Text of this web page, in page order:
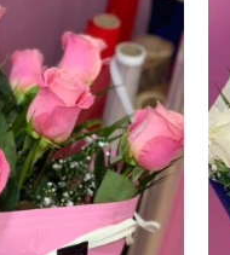
VISTA RAPIDA